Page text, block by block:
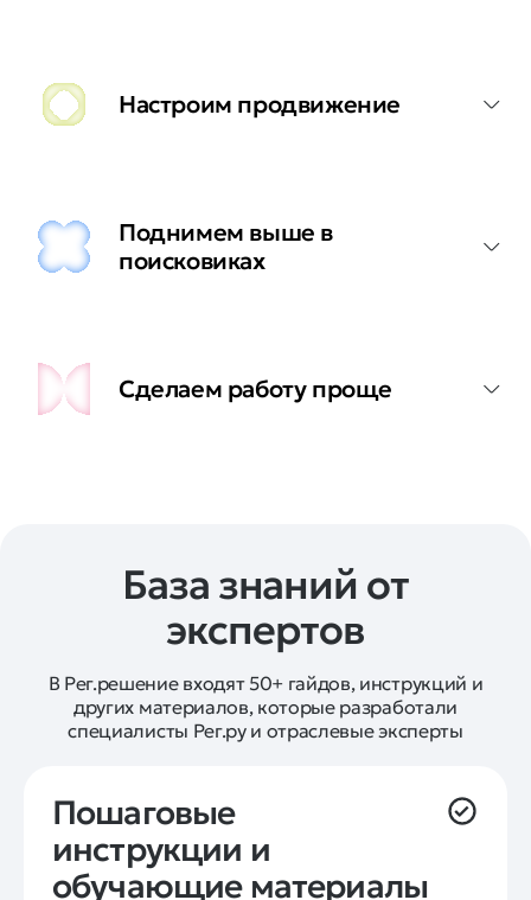
Настроим продвижение
Поднимем выше в
поисковиках
Сделаем работу проще
База знаний от
экспертов
В Рег.решение входят 50+ гайдов, инструкций и
других материалов, которые разработали
специалисты Рег.ру и отраслевые эксперты
Пошаговые
инструкции и
обучающие материалы